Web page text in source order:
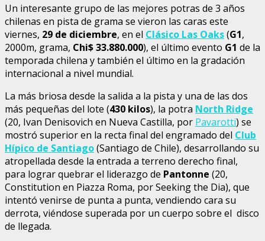
Un interesante grupo de las mejores potras de 3 años
chilenas en pista de grama se vieron las caras este
viernes, 29 de diciembre, en el Clásico Las Oaks(G1,
2000m, grama, Chi$ 33.880.000), el último evento G1 de la
temporada chilena y también el último en la gradación
internacional a nivel mundial.
La más briosa desde la salida a la pista y una de las dos
más pequeñas del lote (430 kilos), la potra North Ridge
(20, Ivan Denisovich en Nueva Castilla, por Pavarotti) se
mostró superior en la recta final del engramado del Club
Hípico de Santiago(Santiago de Chile), desarrollando su
atropellada desde la entrada a terreno derecho final,
para lograr quebrar el liderazgo de Pantonne (20,
Constitution en Piazza Roma, por Seeking the Dia), que
intentó venirse de punta a punta, vendiendo cara su
derrota, viéndose superada por un cuerpo sobre el disco
de llegada.